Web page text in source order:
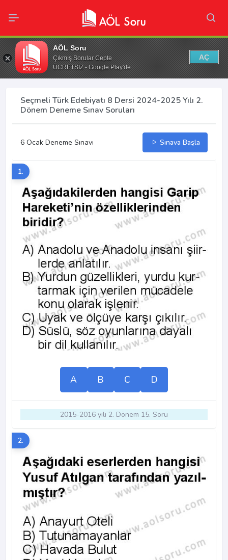
AÖL Soru
Çıkmış Sorular Cepte
ÜCRETSİZ - Google Play'de
AÇ
Seçmeli Türk Edebiyatı 8 Dersi 2024-2025 Yılı 2.
Dönem Deneme Sınav Soruları
6 Ocak Deneme Sınavı Sınava Başla
1.
A B C D
2015-2016 yılı 2. Dönem 15. Soru
2.